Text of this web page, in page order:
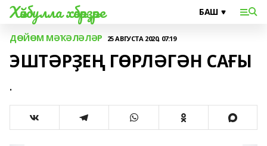
Хәйбулла хәбәрҙәре
ДӨЙӨМ МӘҠӘЛӘЛӘР 25 АВГУСТА 2020, 07:19
ЭШТӘРҘЕҢ ГӨРЛӘГӘН САҒЫ
.